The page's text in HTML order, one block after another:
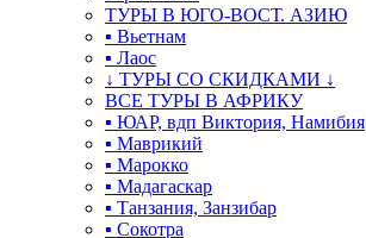
ТУРЫ В ЮГО-ВОСТ. АЗИЮ
▪ Вьетнам
▪ Лаос
↓ ТУРЫ СО СКИДКАМИ ↓
ВСЕ ТУРЫ В АФРИКУ
▪ ЮАР, вдп Виктория, Намибия
▪ Маврикий
▪ Марокко
▪ Мадагаскар
▪ Танзания, Занзибар
▪ Сокотра